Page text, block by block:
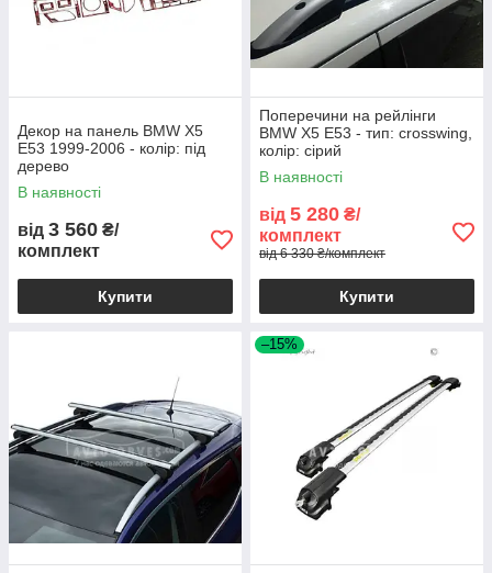
Декор на панель BMW X5
E53 1999-2006 - колір: під
дерево
В наявності
від 3 560 ₴/
комплект
Купити
Поперечини на рейлінги
BMW X5 E53 - тип: crosswing,
колір: сірий
В наявності
від 5 280 ₴/
комплект
від 6 330 ₴/комплект
Купити
–15%